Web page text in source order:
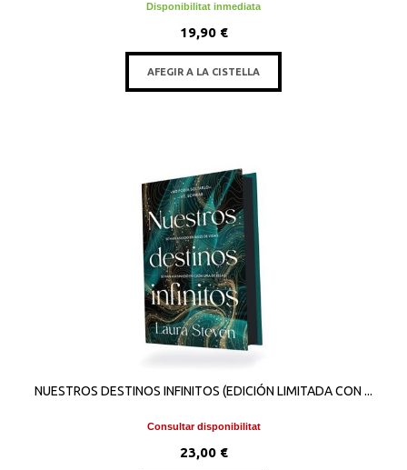
Disponibilitat inmediata
19,90 €
AFEGIR A LA CISTELLA
NUESTROS DESTINOS INFINITOS (EDICIÓN LIMITADA CON ...
Consultar disponibilitat
23,00 €